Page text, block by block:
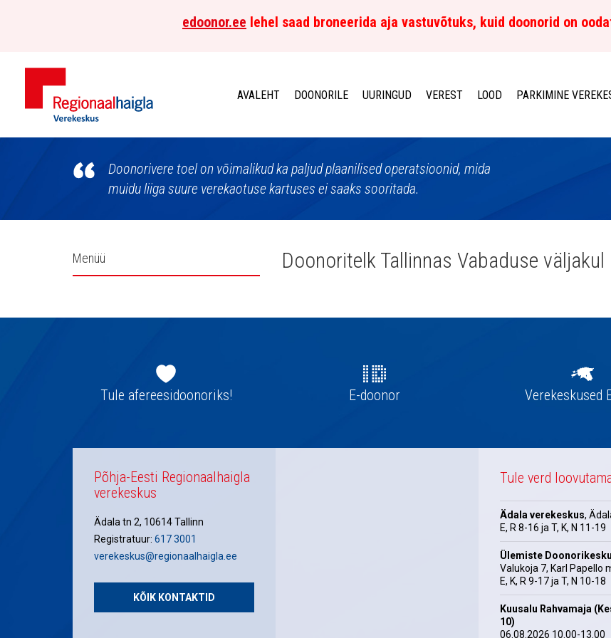
edoonor.ee lehel saad broneerida aja vastuvõtuks, kuid doonorid on
Põhja-
AVALEHT DOONORILE UURINGUD VEREST LOOD PARKIMINE
Doonorivere toel on võimalikud ka paljud plaanilised operatsioonid, mida
muidu liiga suure verekaotuse kartuses ei saaks sooritada.
Külgpaani
Menüü Doonoritelk Tallinnas Vabaduse väljakul
navigatsioonTule afereesidoonoriks! E-doonor Verekeskused
Põhja-Eesti Regionaalhaigla
verekeskus
Ädala tn 2, 10614 Tallinn
Registratuur: 617 3001
verekeskus@regionaalhaigla.ee
KÕIK KONTAKTID
Tule verd
Ädala verekeskus,
E, R 8-16 ja T, K, N 11-19
Ülemiste
Valukoja 7, Karl Papello
E, K, R 9-17 ja T, N 10-18
Kuusalu Rahvamaja
10)
06.08.2026 10.00-13.00